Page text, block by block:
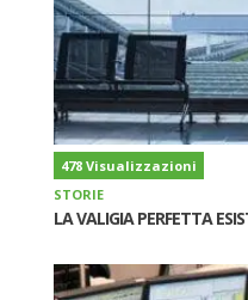
478 Visualizzazioni
STORIE
LA VALIGIA PERFETTA